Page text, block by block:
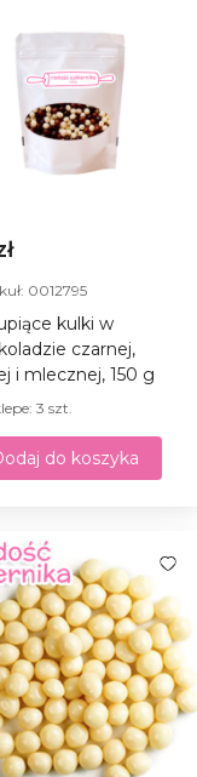
0012795
kulki w
czarnej,
i mlecznej, 150 g
3 szt.
do koszyka